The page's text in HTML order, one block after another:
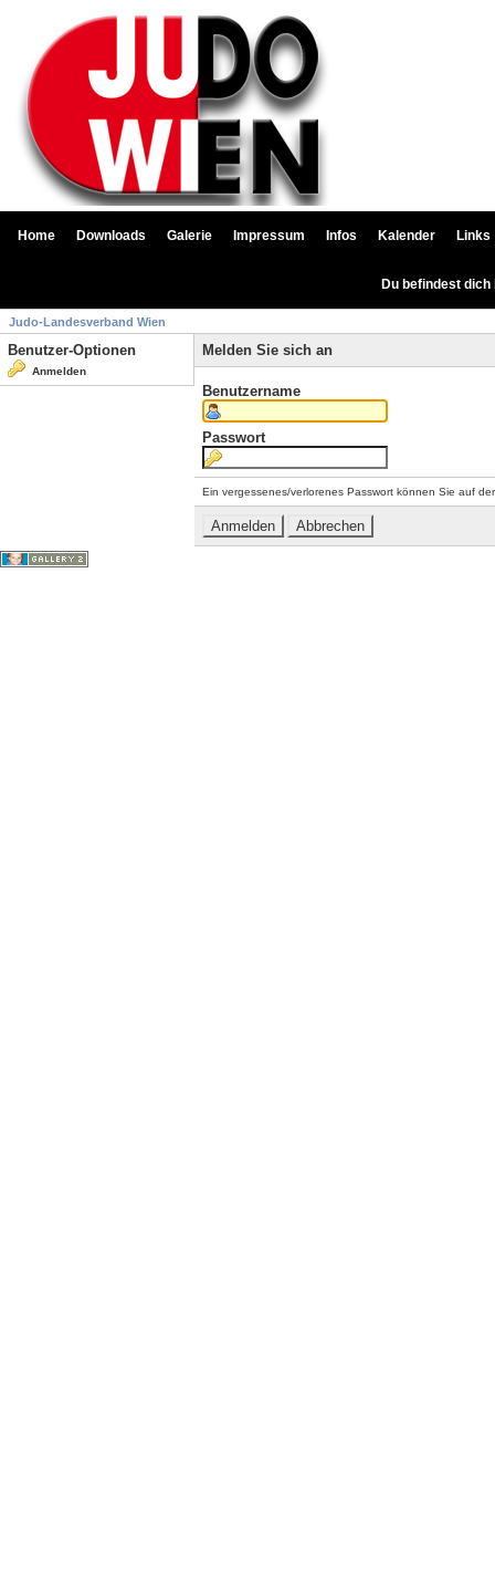
Home Downloads Galerie Impressum Infos Kalender Links
Du befindest
Judo-Landesverband Wien
Benutzer-Optionen
Anmelden
Melden Sie sich an
Benutzername
Passwort
Ein vergessenes/verlorenes Passwort können Sie auf